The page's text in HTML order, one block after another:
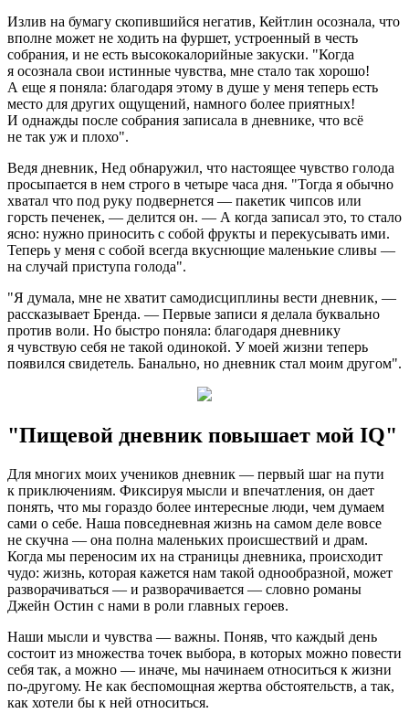
Излив на бумагу скопившийся негатив, Кейтлин осознала, что
вполне может не ходить на фуршет, устроенный в честь
собрания, и не есть высококалорийные закуски. "Когда
я осознала свои истинные чувства, мне стало так хорошо!
А еще я поняла: благодаря этому в душе у меня теперь есть
место для других ощущений, намного более приятных!
И однажды после собрания записала в дневнике, что всё
не так уж и плохо".
Ведя дневник, Нед обнаружил, что настоящее чувство голода
просыпается в нем строго в четыре часа дня. "Тогда я обычно
хватал что под руку подвернется — пакетик чипсов или
горсть печенек, — делится он. — А когда записал это, то стало
ясно: нужно приносить с собой фрукты и перекусывать ими.
Теперь у меня с собой всегда вкуснющие маленькие сливы —
на случай приступа голода".
"Я думала, мне не хватит самодисциплины вести дневник, —
рассказывает Бренда. — Первые записи я делала буквально
против воли. Но быстро поняла: благодаря дневнику
я чувствую себя не такой одинокой. У моей жизни теперь
появился свидетель. Банально, но дневник стал моим другом".
"Пищевой дневник повышает мой IQ"
Для многих моих учеников дневник — первый шаг на пути
к приключениям. Фиксируя мысли и впечатления, он дает
понять, что мы гораздо более интересные люди, чем думаем
сами о себе. Наша повседневная жизнь на самом деле вовсе
не скучна — она полна маленьких происшествий и драм.
Когда мы переносим их на страницы дневника, происходит
чудо: жизнь, которая кажется нам такой однообразной, может
разворачиваться — и разворачивается — словно романы
Джейн Остин с нами в роли главных героев.
Наши мысли и чувства — важны. Поняв, что каждый день
состоит из множества точек выбора, в которых можно повести
себя так, а можно — иначе, мы начинаем относиться к жизни
по-другому. Не как беспомощная жертва обстоятельств, а так,
как хотели бы к ней относиться.